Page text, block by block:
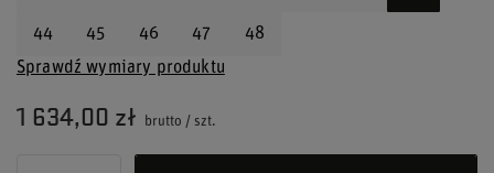
44 45 46 47
48
Sprawdź wymiary produktu
1 634,00 zł brutto / szt.